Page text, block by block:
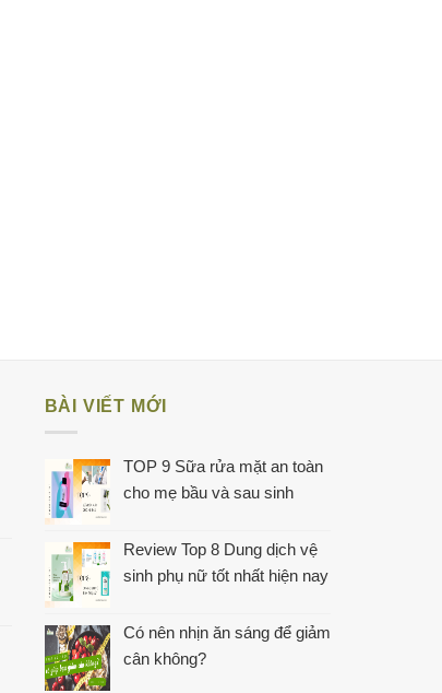
BÀI VIẾT MỚI
TOP 9 Sữa rửa mặt an toàn
cho mẹ bầu và sau sinh
Review Top 8 Dung dịch vệ
sinh phụ nữ tốt nhất hiện nay
Có nên nhịn ăn sáng để giảm
cân không?